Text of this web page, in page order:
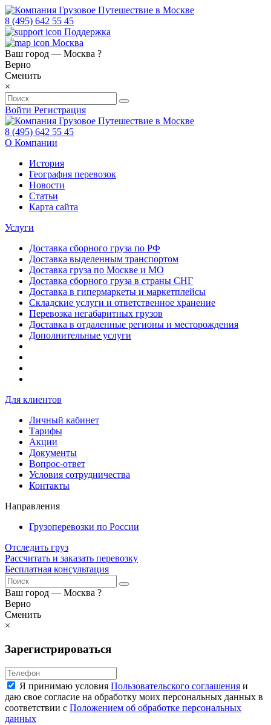
8 (495) 642 55 45
Поддержка
Москва
Ваш город — Москва ?
Верно
Сменить
×
Войти Регистрация
8 (495) 642 55 45
О Компании
История
География перевозок
Новости
Статьи
Карта сайта
Услуги
Доставка сборного груза по РФ
Доставка выделенным транспортом
Доставка груза по Москве и МО
Доставка сборного груза в страны СНГ
Доставка в гипермаркеты и маркетплейсы
Складские услуги и ответственное хранение
Перевозка негабаритных грузов
Доставка в отдаленные регионы и месторождения
Дополнительные услуги
Для клиентов
Личный кабинет
Тарифы
Акции
Документы
Вопрос-ответ
Условия сотрудничества
Контакты
Направления
Грузоперевозки по России
Отследить груз
Рассчитать и заказать перевозку
Бесплатная консультация
Ваш город — Москва ?
Верно
Сменить
×
Зарегистрироваться
Я принимаю условия Пользовательского соглашения и
даю свое согласие на обработку моих персональных данных в
соответствии с Положением об обработке персональных
данных